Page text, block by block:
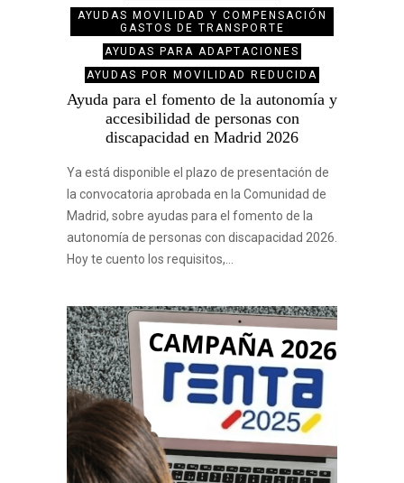
AYUDAS MOVILIDAD Y COMPENSACIÓN
GASTOS DE TRANSPORTE
AYUDAS PARA ADAPTACIONES
AYUDAS POR MOVILIDAD REDUCIDA
Ayuda para el fomento de la autonomía y
accesibilidad de personas con
discapacidad en Madrid 2026
Ya está disponible el plazo de presentación de
la convocatoria aprobada en la Comunidad de
Madrid, sobre ayudas para el fomento de la
autonomía de personas con discapacidad 2026.
Hoy te cuento los requisitos,…